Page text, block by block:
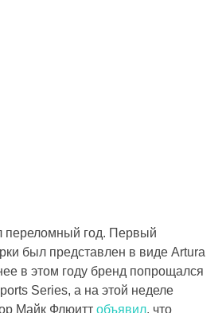
переломный год. Первый
был представлен в виде Artura
в этом году бренд попрощался
Series, а на этой неделе
Майк Флюитт объявил, что